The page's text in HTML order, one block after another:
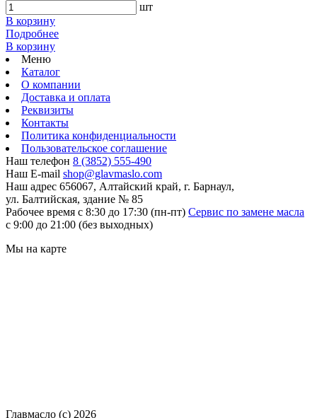
шт
В корзину
Подробнее
В корзину
Меню
Каталог
О компании
Доставка и оплата
Реквизиты
Контакты
Политика конфиденциальности
Пользовательское соглашение
Наш телефон 8 (3852) 555-490
Наш E-mail shop@glavmaslo.com
Наш адрес 656067, Алтайский край, г. Барнаул,
ул. Балтийская, здание № 85
Рабочее время с 8:30 до 17:30 (пн-пт) Сервис по замене масла
с 9:00 до 21:00 (без выходных)
Мы на карте
Главмасло (с) 2026